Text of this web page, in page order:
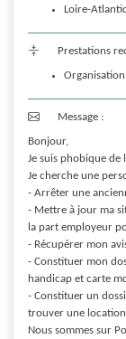
Loire-
Prestations
Message :
Bonjour,
Je suis phobique
Je cherche une
- Arrêter une
- Mettre à jour ma
la part employeur
- Récupérer mon
- Constituer mon
handicap et carte
- Constituer un
trouver une
Nous sommes sur